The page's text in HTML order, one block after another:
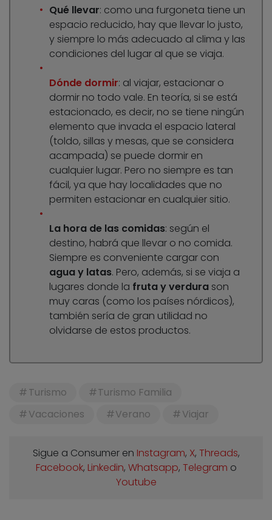
Qué llevar: como una furgoneta tiene un
espacio reducido, hay que llevar lo justo,
y siempre lo más adecuado al clima y las
condiciones del lugar al que se viaja.
Dónde dormir: al viajar, estacionar o
dormir no todo vale. En teoría, si se está
estacionado, es decir, no se tiene ningún
elemento que invada el espacio lateral
(toldo, sillas y mesas, que se considera
acampada) se puede dormir en
cualquier lugar. Pero no siempre es tan
fácil, ya que hay localidades que no
permiten estacionar en cualquier sitio.
La hora de las comidas: según el
destino, habrá que llevar o no comida.
Siempre es conveniente cargar con
agua y latas. Pero, además, si se viaja a
lugares donde la fruta y verdura son
muy caras (como los países nórdicos),
también sería de gran utilidad no
olvidarse de estos productos.
Turismo
Turismo Familia
Vacaciones
Verano Viajar
Sigue a Consumer en Instagram, X, Threads,
Facebook, Linkedin, Whatsapp, Telegram o
Youtube